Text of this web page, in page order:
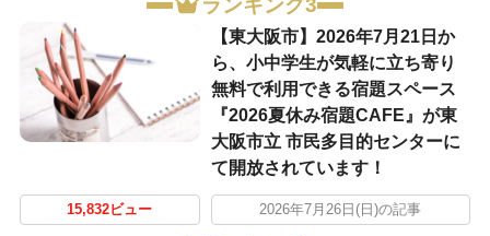
ランキング3
【東大阪市】2026年7月21日か
ら、小中学生が気軽に立ち寄り
無料で利用できる宿題スペース
『2026夏休み宿題CAFE』が東
大阪市立 市民多目的センターに
て開放されています！
15,832ビュー 2026年7月26日(日)の記事